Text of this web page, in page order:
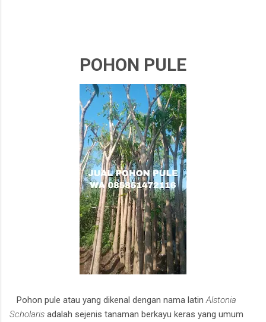
POHON PULE
Pohon pule atau yang dikenal dengan nama latinAlstonia
Scholaris adalah sejenis tanaman berkayu keras yang umum